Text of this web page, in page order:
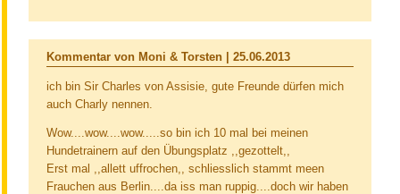
Kommentar von Moni & Torsten | 25.06.2013
ich bin Sir Charles von Assisie, gute Freunde dürfen mich
auch Charly nennen.
Wow....wow....wow.....so bin ich 10 mal bei meinen
Hundetrainern auf den Übungsplatz ,,gezottelt,,
Erst mal ,,allett uffrochen,, schliesslich stammt meen
Frauchen aus Berlin....da iss man ruppig....doch wir haben